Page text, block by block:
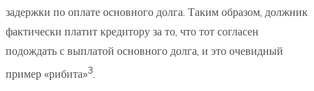
задержки по оплате основного долга. Таким образом, должник
фактически платит кредитору за то, что тот согласен
подождать с выплатой основного долга, и это очевидный
пример «рибита»3.